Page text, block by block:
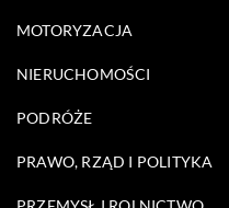
MOTORYZACJA
NIERUCHOMOŚCI
PODRÓŻE
PRAWO, RZĄD I POLITYKA